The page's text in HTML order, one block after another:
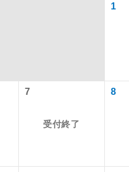
1
7
受付終了
8